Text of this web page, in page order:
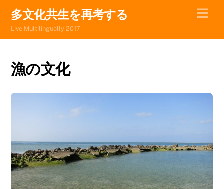
content
多文化共生を再考する
Live Multilingually 2017
漁の文化